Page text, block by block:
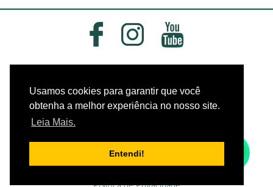
Usamos cookies para garantir que você
obtenha a melhor experiência no nosso site.
Leia Mais.
Entendi!